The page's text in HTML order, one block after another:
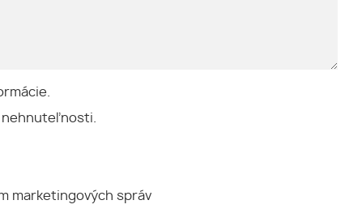
nehnuteľnosti.
marketingových správ